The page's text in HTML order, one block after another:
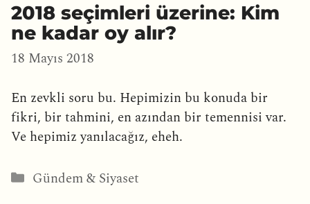
2018 seçimleri üzerine: Kim
ne kadar oy alır?
18 Mayıs 2018
En zevkli soru bu. Hepimizin bu konuda bir
fikri, bir tahmini, en azından bir temennisi var.
Ve hepimiz yanılacağız, eheh.
Kategoriler
Gündem & Siyaset